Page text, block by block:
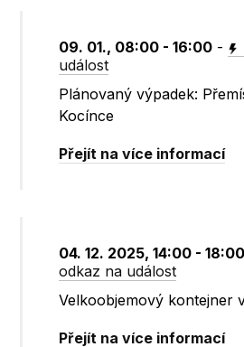
09. 01., 08:00 - 16:00 -
událost
Plánovaný výpadek:
Kocínce
Přejít na více informací
04. 12. 2025, 14:00 - 18:00
odkaz na událost
Velkoobjemový kontejner
Přejít na více informací